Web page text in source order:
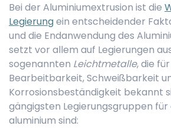
Bei der Aluminiumextrusion ist die
Legierungein entscheidender
und die Endanwendung des
setzt vor allem auf Legierungen
sogenannten Leichtmetalle, die
Bearbeitbarkeit, Schweißbarkeit
Korrosionsbeständigkeit bekannt
gängigsten Legierungsgruppen für
aluminium sind: